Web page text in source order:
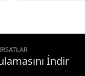
İndir